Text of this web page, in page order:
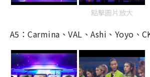
點擊圖片放大
A5：Carmina、VAL、Ashi、Yoyo、